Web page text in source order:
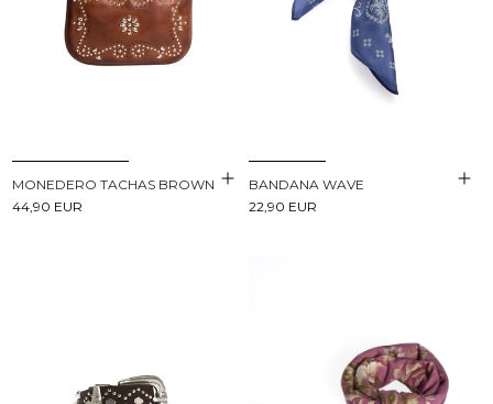
MONEDERO TACHAS BROWN
44,90 EUR
BANDANA WAVE
22,90 EUR